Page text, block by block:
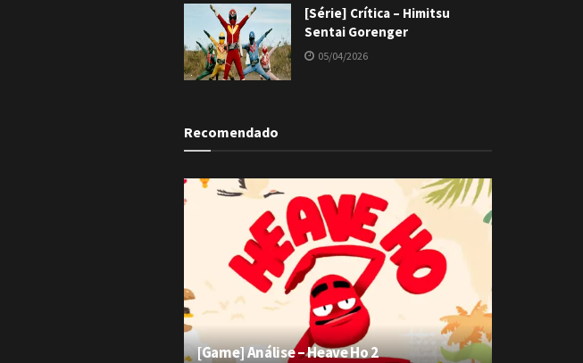
[Série] Crítica – Himitsu
Sentai Gorenger
05/04/2026
Recomendado
[Game] Análise – Heave Ho 2